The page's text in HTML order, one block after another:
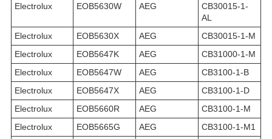
Electrolux
EOB5630W AEG
CB30015-1-
AL
Electrolux
EOB5630X AEG
CB30015-1-M
Electrolux
EOB5647K AEG
CB31000-1-M
Electrolux
EOB5647W AEG
CB3100-1-B
Electrolux
EOB5647X AEG
CB3100-1-D
Electrolux
EOB5660R AEG
CB3100-1-M
Electrolux
EOB5665G AEG
CB3100-1-M1